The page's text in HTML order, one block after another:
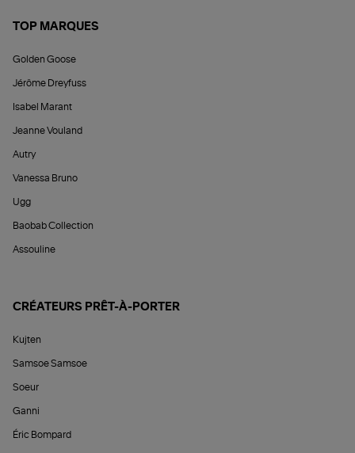
TOP MARQUES
Golden Goose
Jérôme Dreyfuss
Isabel Marant
Jeanne Vouland
Autry
Vanessa Bruno
Ugg
Baobab Collection
Assouline
CRÉATEURS PRÊT-À-PORTER
Kujten
Samsoe Samsoe
Soeur
Ganni
Éric Bompard